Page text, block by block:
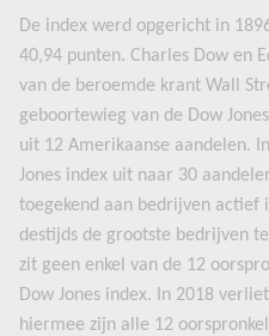
De index werd opgericht in
40,94 punten. Charles Dow en
van de beroemde krant Wall
geboortewieg van de Dow
uit 12 Amerikaanse aandelen.
Jones index uit naar 30
toegekend aan bedrijven actief
destijds de grootste bedrijven
zit geen enkel van de 12
Dow Jones index. In 2018
hiermee zijn alle 12